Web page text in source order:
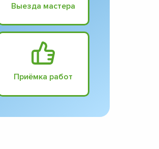
Выезда мастера
Приёмка работ